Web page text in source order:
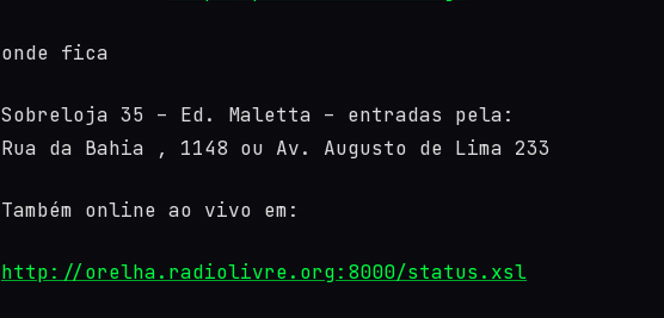
onde fica
Sobreloja 35 – Ed. Maletta – entradas pela:
Rua da Bahia , 1148 ou Av. Augusto de Lima 233
Também online ao vivo em:
http://orelha.radiolivre.org:8000/status.xsl